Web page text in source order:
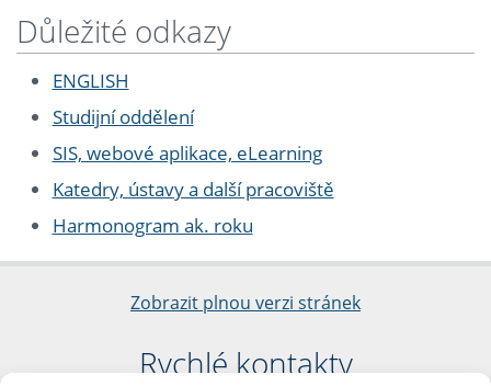
Důležité odkazy
ENGLISH
Studijní oddělení
SIS, webové aplikace, eLearning
Katedry, ústavy a další pracoviště
Harmonogram ak. roku
Zobrazit plnou verzi stránek
Rychlé kontakty